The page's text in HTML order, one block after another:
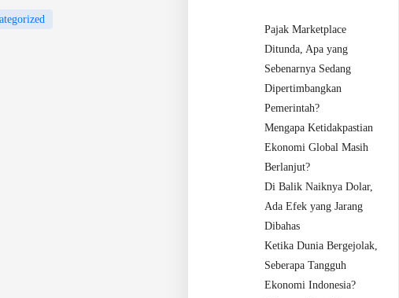
Pajak Marketplace
Ditunda, Apa yang
Sebenarnya Sedang
Dipertimbangkan
Pemerintah?
Mengapa Ketidakpastian
Ekonomi Global Masih
Berlanjut?
Di Balik Naiknya Dolar,
Ada Efek yang Jarang
Dibahas
Ketika Dunia Bergejolak,
Seberapa Tangguh
Ekonomi Indonesia?